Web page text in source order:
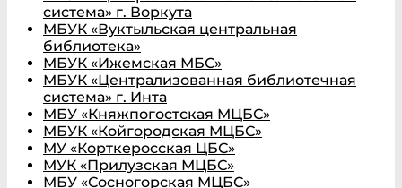
система» г. Воркута
МБУК «Вуктыльская центральная
библиотека»
МБУК «Ижемская МБС»
МБУК «Централизованная библиотечная
система» г. Инта
МБУ «Княжпогостская МЦБС»
МБУК «Койгородская МЦБС»
МУ «Корткеросская ЦБС»
МУК «Прилузская МЦБС»
МБУ «Сосногорская МЦБС»